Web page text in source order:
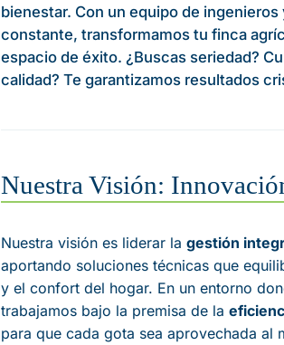
bienestar. Con un equipo de
constante, transformamos tu finca
espacio de éxito. ¿Buscas seriedad?
calidad? Te garantizamos resultados
Nuestra Visión:
Nuestra visión es liderar la gestión
aportando soluciones técnicas que
y el confort del hogar. En un entorno
trabajamos bajo la premisa de la
para que cada gota sea aprovechada al